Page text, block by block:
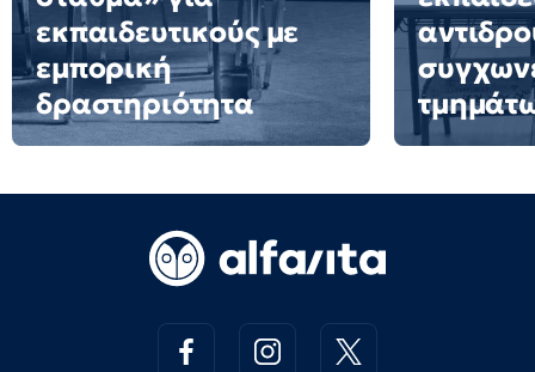
εκπαιδευτικούς με
εμπορική
δραστηριότητα